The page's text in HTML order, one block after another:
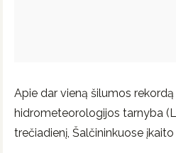
Apie dar vieną šilumos
hidrometeorologijos tarnyba
trečiadienį, Šalčininkuose